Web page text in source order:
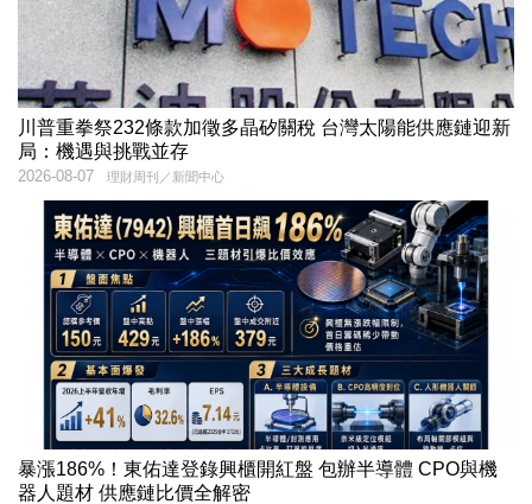
川普重拳祭232條款加徵多晶矽關稅 台灣太陽能供應鏈迎新
局：機遇與挑戰並存
理財周刊／新聞中心
2026-08-07
暴漲186%！東佑達登錄興櫃開紅盤 包辦半導體 CPO與機
器人題材 供應鏈比價全解密